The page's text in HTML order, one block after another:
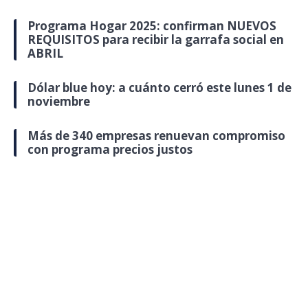
Programa Hogar 2025: confirman NUEVOS
REQUISITOS para recibir la garrafa social en
ABRIL
Dólar blue hoy: a cuánto cerró este lunes 1 de
noviembre
Más de 340 empresas renuevan compromiso
con programa precios justos